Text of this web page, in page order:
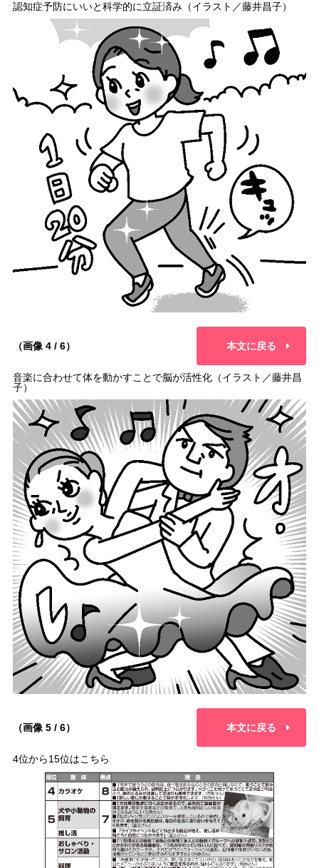
認知症予防にいいと科学的に立証済み（イラスト／藤井昌子）
（画像 4 / 6） 本文に戻る
音楽に合わせて体を動かすことで脳が活性化（イラスト／藤井昌
子）
（画像 5 / 6） 本文に戻る
4位から15位はこちら